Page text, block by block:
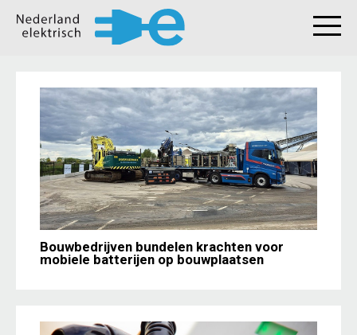
Bouwbedrijven bundelen krachten voor
mobiele batterijen op bouwplaatsen